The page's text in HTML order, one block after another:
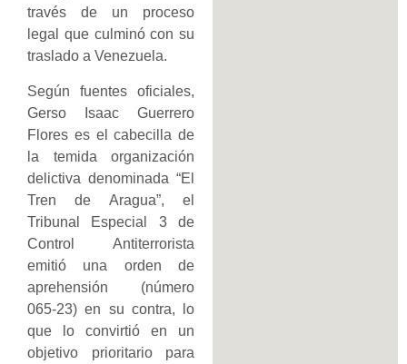
través de un proceso
legal que culminó con su
traslado a Venezuela.
Según fuentes oficiales,
Gerso Isaac Guerrero
Flores es el cabecilla de
la temida organización
delictiva denominada “El
Tren de Aragua”, el
Tribunal Especial 3 de
Control Antiterrorista
emitió una orden de
aprehensión (número
065-23) en su contra, lo
que lo convirtió en un
objetivo prioritario para